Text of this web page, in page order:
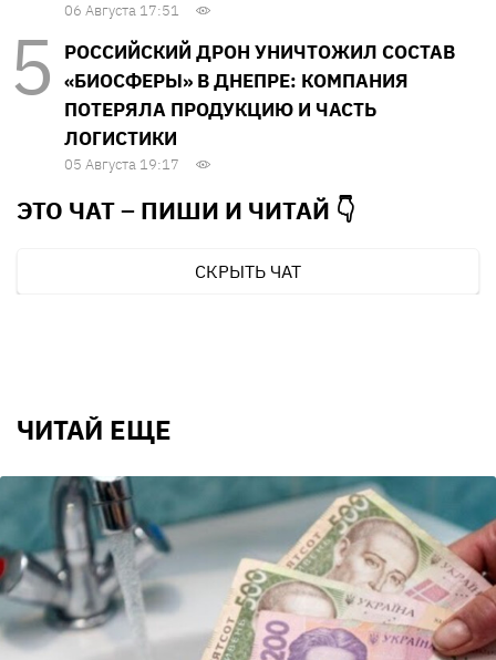
06 Августа 17:51
РОССИЙСКИЙ ДРОН УНИЧТОЖИЛ СОСТАВ
«БИОСФЕРЫ» В ДНЕПРЕ: КОМПАНИЯ
ПОТЕРЯЛА ПРОДУКЦИЮ И ЧАСТЬ
ЛОГИСТИКИ
05 Августа 19:17
ЭТО ЧАТ – ПИШИ И ЧИТАЙ 👇
СКРЫТЬ ЧАТ
ЧИТАЙ ЕЩЕ